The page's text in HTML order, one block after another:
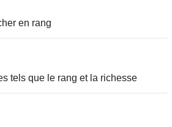
en rang
tels que le rang et la richesse